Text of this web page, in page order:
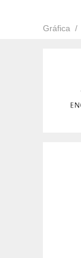
Gráfica